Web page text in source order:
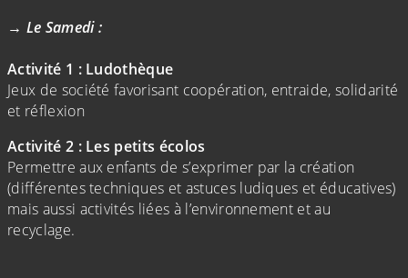
→ Le Samedi :
Activité 1 : Ludothèque
Jeux de société favorisant coopération, entraide, solidarité
et réflexion
Activité 2 : Les petits écolos
Permettre aux enfants de s’exprimer par la création
(différentes techniques et astuces ludiques et éducatives)
mais aussi activités liées à l’environnement et au
recyclage.